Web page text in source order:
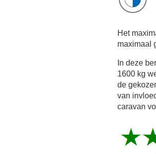
Het
maximaal
In deze
1600 kg
de
van
caravan